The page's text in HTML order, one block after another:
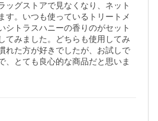
ッグストアで見なくなり、ネット
す。いつも使っているトリートメ
シトラスハニーの香りのがセット
てみました。どちらも使用してみ
れた方が好きでしたが、お試しで
、とても良心的な商品だと思いま